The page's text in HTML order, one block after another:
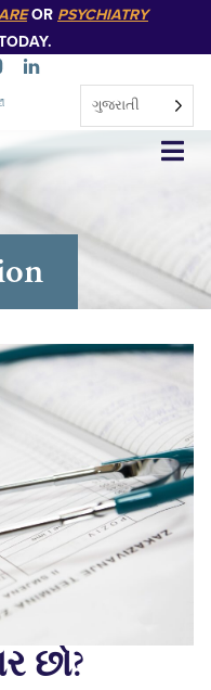
OR PSYCHIATRY
ગુજરાતી
છો?